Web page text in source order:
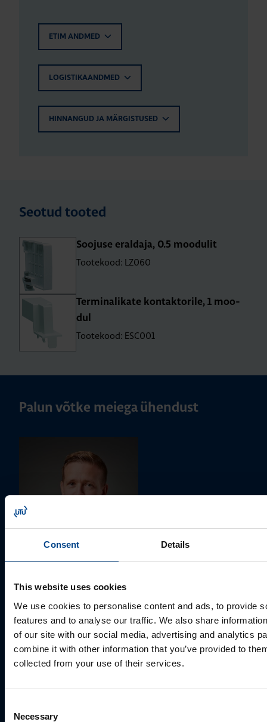
Consent Details
This website uses cookies
We use cookies to personalise content and ads, to provide
features and to analyse our traffic. We also share
of our site with our social media, advertising and analytics
combine it with other information that you’ve provided to
collected from your use of their services.
Selection
Necessary
ETIM ANDMED
LOGISTIKAANDMED
HINNANGUD JA MÄRGISTUSED
Seotud tooted
Soo­juse eral­daja, 0.5 moo­du­lit
Tootekood: LZ060
Ter­mi­na­li­kate kon­tak­to­rile, 1 moo­
dul
Tootekood: ESC001
Palun võtke meiega ühendust
MÜÜGIJUHT
mark.milvek@utugroup.com
Eesnimi *